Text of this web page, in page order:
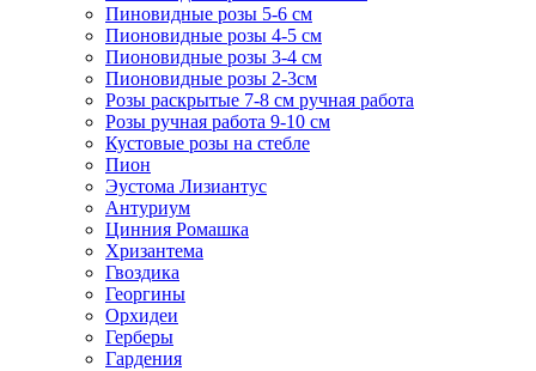
Пиновидные розы 5-6 см
Пионовидные розы 4-5 см
Пионовидные розы 3-4 см
Пионовидные розы 2-3см
Розы раскрытые 7-8 см ручная работа
Розы ручная работа 9-10 см
Кустовые розы на стебле
Пион
Эустома Лизиантус
Антуриум
Цинния Ромашка
Хризантема
Гвоздика
Георгины
Орхидеи
Герберы
Гардения